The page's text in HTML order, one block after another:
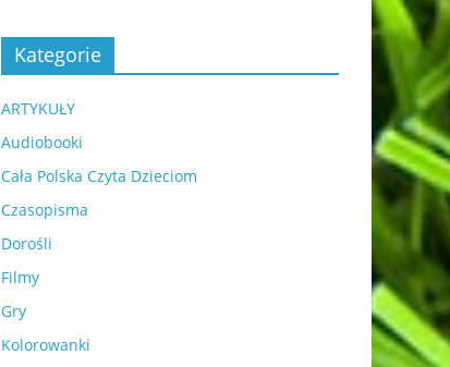
Kategorie
ARTYKUŁY
Audiobooki
Cała Polska Czyta Dzieciom
Czasopisma
Dorośli
Filmy
Gry
Kolorowanki